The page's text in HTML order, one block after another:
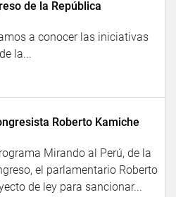
de la República
a conocer las iniciativas
la...
Roberto Kamiche
Mirando al Perú, de la
el parlamentario Roberto
de ley para sancionar...